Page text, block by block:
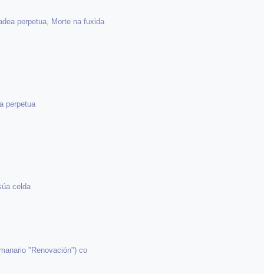
perpetua, Morte na fuxida
perpetua
celda
"Renovación") co